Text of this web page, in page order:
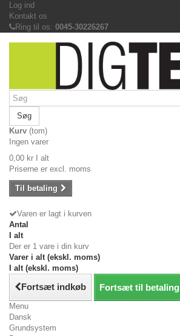
Log ind
Kontakt os
Ring til os: 0045-30226267
Søg
Kurv (tom)
Ingen varer
0,00 kr
I alt
Priserne er excl. moms
Til betaling
Varen er lagt i kurven
Antal
I alt
Der er 1 vare i din kurv
Varer i alt (ekskl. moms)
I alt (ekskl. moms)
Fortsæt indkøb Fortsæt til betaling
Menu
Dansk
Grundsystem